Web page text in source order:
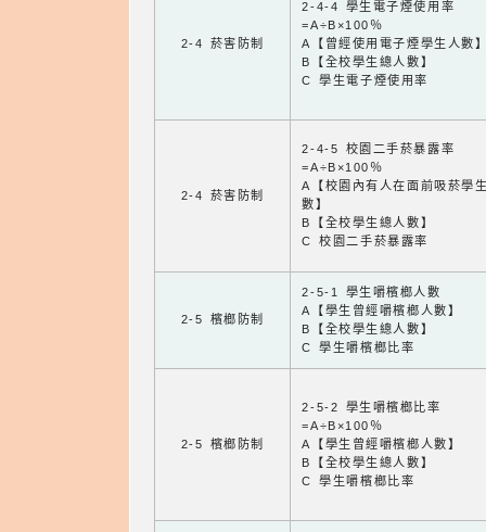
2-4 菸害防制
2-4-4 學生電子煙使用率
=A÷B×100％
A【曾經使用電子煙學生人數
B【全校學生總人數】
C 學生電子煙使用率
2-4 菸害防制
2-4-5 校園二手菸暴露率
=A÷B×100％
A【校園內有人在面前吸菸學
數】
B【全校學生總人數】
C 校園二手菸暴露率
2-5 檳榔防制
2-5-1 學生嚼檳榔人數
A【學生曾經嚼檳榔人數】
B【全校學生總人數】
C 學生嚼檳榔比率
2-5 檳榔防制
2-5-2 學生嚼檳榔比率
=A÷B×100％
A【學生曾經嚼檳榔人數】
B【全校學生總人數】
C 學生嚼檳榔比率